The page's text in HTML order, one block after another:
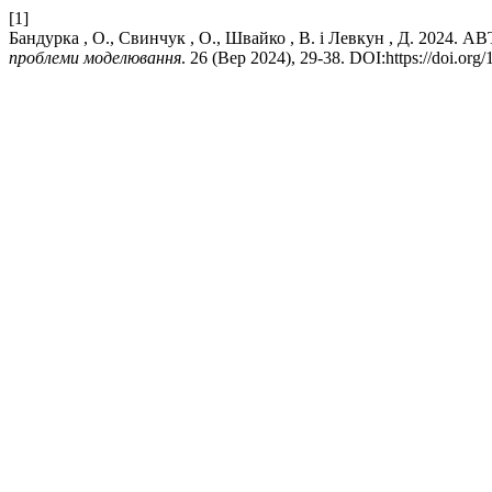
[1]
Бандурка , О., Свинчук , О., Швайко , В. і Левкун , Д.
проблеми моделювання. 26 (Вер 2024), 29-38. DOI:https://